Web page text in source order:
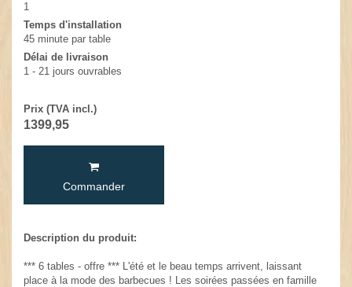
1
Temps d'installation
45 minute par table
Délai de livraison
1 - 21 jours ouvrables
Prix (TVA incl.)
1399,95
Commander
Description du produit:
*** 6 tables - offre *** L'été et le beau temps arrivent, laissant
place à la mode des barbecues ! Les soirées passées en famille